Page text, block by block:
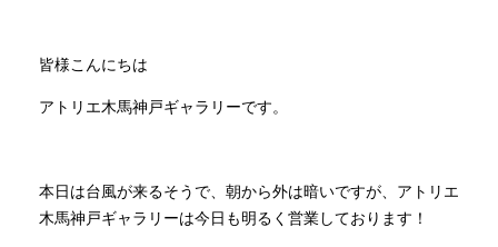
お問い合わせ
皆様こんにちは
アトリエ木馬神戸ギャラリーです。
本日は台風が来るそうで、朝から外は暗いですが、アトリエ
木馬神戸ギャラリーは今日も明るく営業しております！